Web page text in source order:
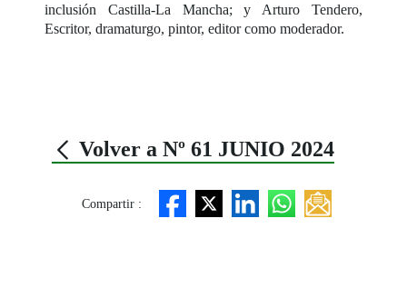
inclusión Castilla-La Mancha; y Arturo Tendero,
Escritor, dramaturgo, pintor, editor como moderador.
Volver a Nº 61 JUNIO 2024
Compartir :